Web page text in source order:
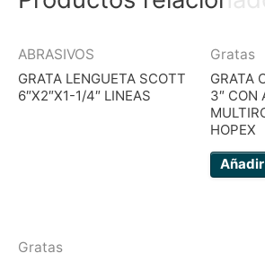
ABRASIVOS
GRATA LENGUETA SCOTT
6″X2″X1-1/4″ LINEAS
Gratas
GRATA
3″ CON
HOPEX
Gratas